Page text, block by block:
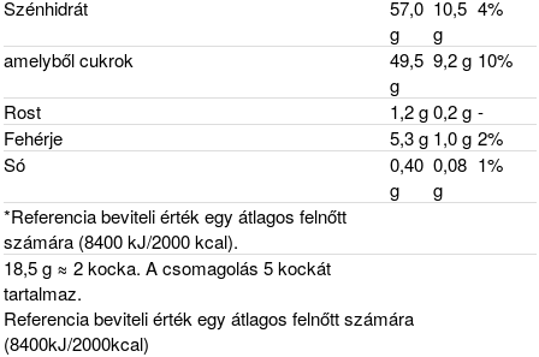
Szénhidrát
57,0
g
10,5
g
4%
amelyből cukrok
49,5
g
9,2 g 10%
Rost 1,2 g0,2 g -
Fehérje
5,3 g 1,0 g 2%
Só
0,40
g
0,08
g
1%
*Referencia beviteli érték egy átlagos felnőtt
számára (8400 kJ/2000 kcal).
18,5 g ≈ 2 kocka. A csomagolás 5 kockát
tartalmaz.
Referencia beviteli érték egy átlagos felnőtt számára
(8400kJ/2000kcal)